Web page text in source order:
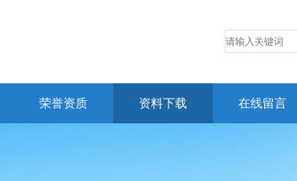
荣誉资质 资料下载 在线留言